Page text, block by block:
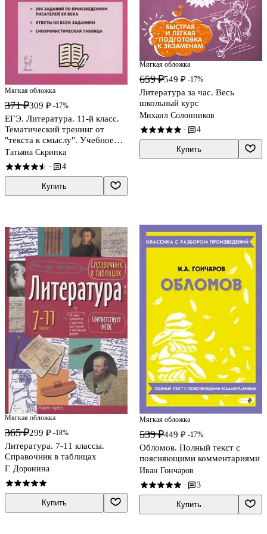
Мягкая обложка
371 ₽309 ₽ -17%
ЕГЭ. Литература. 11-й класс.
Тематический тренинг от
"текста к смыслу". Учебное
пособие
Татьяна Скрипка
· 4
Купить
Мягкая обложка
659 ₽549 ₽ -17%
Литература за час. Весь
школьный курс
Михаил Солонников
· 4
Купить
Мягкая обложка
365 ₽299 ₽ -18%
Литература. 7-11 классы.
Справочник в таблицах
Г. Доронина
Купить
Мягкая обложка
539 ₽449 ₽ -17%
Обломов. Полный текст с
поясняющими комментариями
Иван Гончаров
· 3
Купить